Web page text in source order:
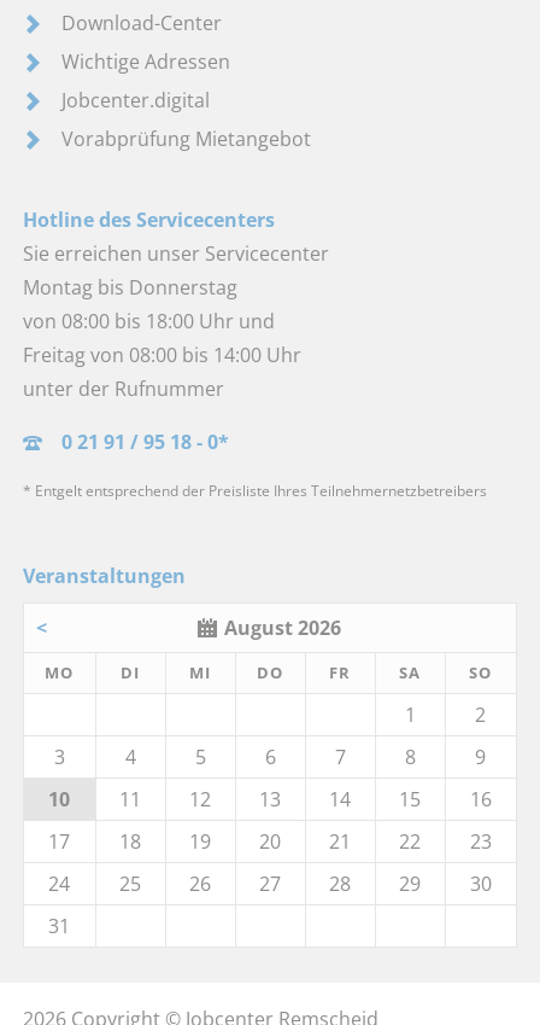
Download-Center
Wichtige Adressen
Jobcenter.digital
Vorabprüfung Mietangebot
Hotline des Servicecenters
Sie erreichen unser Servicecenter
Montag bis Donnerstag
von 08:00 bis 18:00 Uhr und
Freitag von 08:00 bis 14:00 Uhr
unter der Rufnummer
0 21 91 / 95 18 - 0*
* Entgelt entsprechend der Preisliste Ihres Teilnehmernetzbetreibers
Veranstaltungen
<
August 2026
MO DI MI DO FR SA SO
1
2
3
4 5 6 7 8
9
10
11 12 13 14 15
16
17
18 19 20 21 22
23
24
25 26 27 28 29
30
31
2026 Copyright © Jobcenter Remscheid